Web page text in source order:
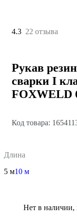
4.3 22 отзыва
Рукав
сварки I
FOXWELD
Код товара:
Длина
5 м10 м
Нет в наличии,